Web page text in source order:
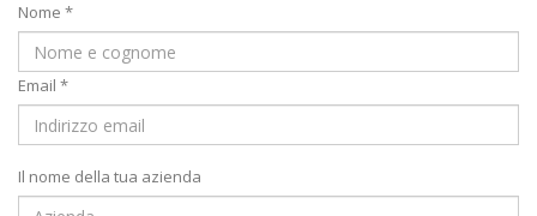
Nome *
Email *
Il nome della tua azienda